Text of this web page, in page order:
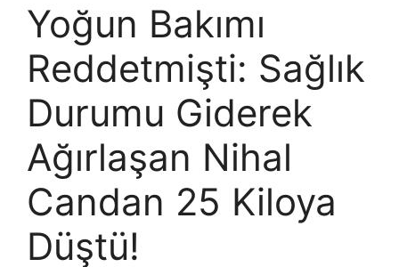
Yoğun Bakımı
Reddetmişti: Sağlık
Durumu Giderek
Ağırlaşan Nihal
Candan 25 Kiloya
Düştü!